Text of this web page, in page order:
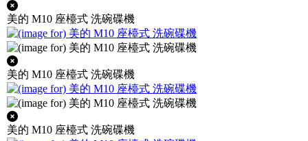
美的 M10 座檯式 洗碗碟機
美的 M10 座檯式 洗碗碟機
美的 M10 座檯式 洗碗碟機